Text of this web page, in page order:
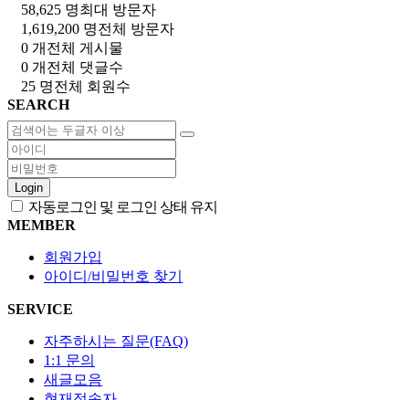
58,625 명최대 방문자
1,619,200 명전체 방문자
0 개 전체 게시물
0 개 전체 댓글수
25 명전체 회원수
SEARCH
Login
자동로그인 및 로그인 상태 유지
MEMBER
회원가입
아이디/비밀번호 찾기
SERVICE
자주하시는 질문(FAQ)
1:1 문의
새글모음